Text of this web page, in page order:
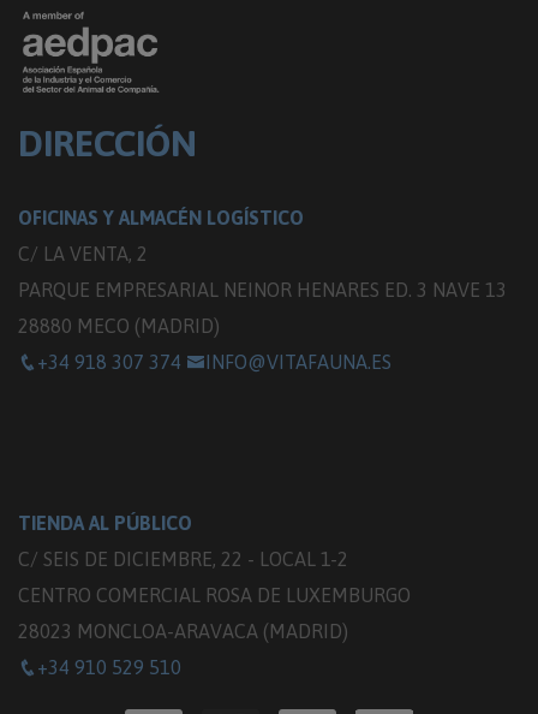
DIRECCIÓN
OFICINAS Y ALMACÉN LOGÍSTICO
C/ LA VENTA, 2
PARQUE EMPRESARIAL NEINOR HENARES ED. 3 NAVE 13
28880 MECO (MADRID)
+34 918 307 374
INFO@VITAFAUNA.ES
TIENDA AL PÚBLICO
C/ SEIS DE DICIEMBRE, 22 - LOCAL 1-2
CENTRO COMERCIAL ROSA DE LUXEMBURGO
28023 MONCLOA-ARAVACA (MADRID)
+34 910 529 510